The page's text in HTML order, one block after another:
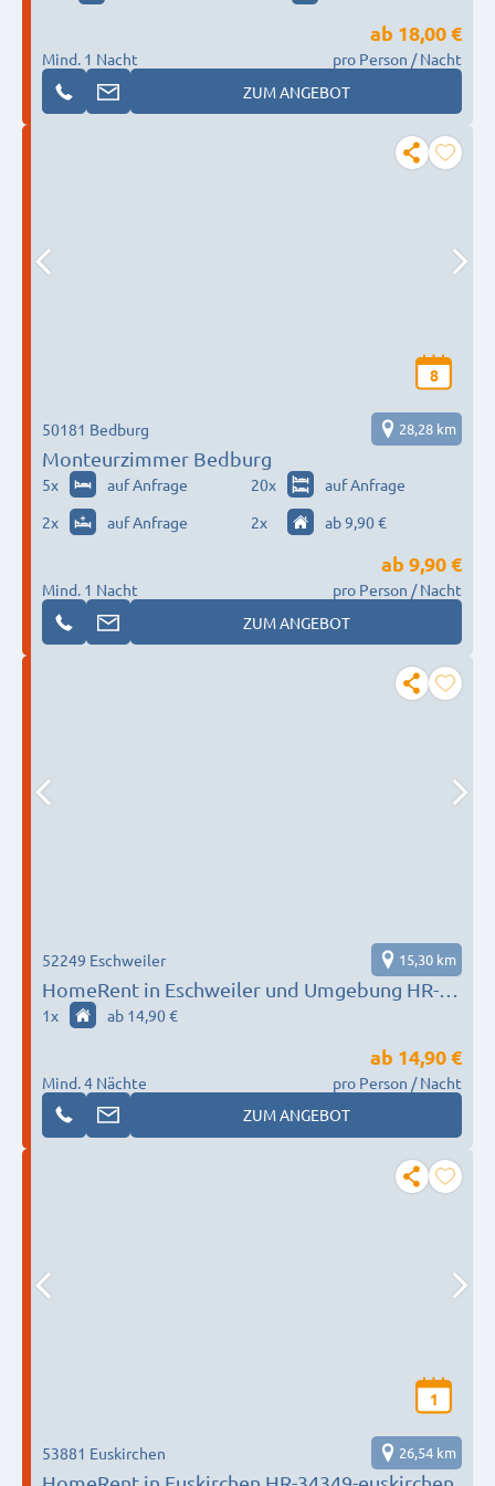
Mind. 1 Nacht
ab 18,00 €
pro Person / Nacht
ZUM ANGEBOT
8
Monteurzimmer Bedburg
50181 Bedburg 28,28 km
5x auf Anfrage 20x
auf Anfrage
2x auf Anfrage 2x ab 9,90 €
Mind. 1 Nacht
ab 9,90 €
pro Person / Nacht
ZUM ANGEBOT
HomeRent in Eschweiler und Umgebung HR-
34349-Eschweiler
52249 Eschweiler 15,30 km
1x ab 14,90 €
Mind. 4 Nächte
ab 14,90 €
pro Person / Nacht
ZUM ANGEBOT
1
53881 Euskirchen 26,54 km